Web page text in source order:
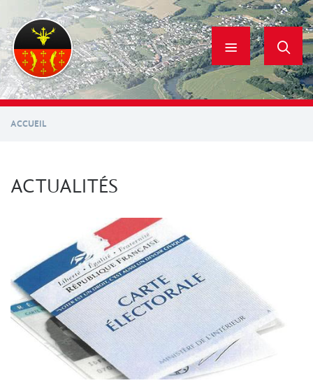
contenu
principal
ACCUEIL
ACTUALITÉS